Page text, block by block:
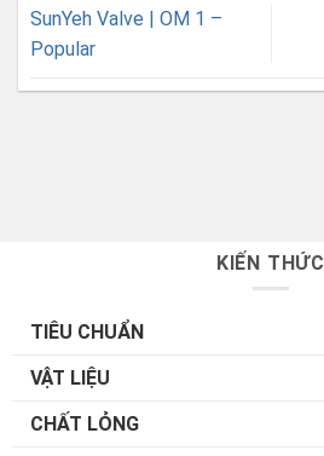
SunYeh Valve | OM 1 –
Popular
KIẾN THỨC
TIÊU CHUẨN
VẬT LIỆU
CHẤT LỎNG